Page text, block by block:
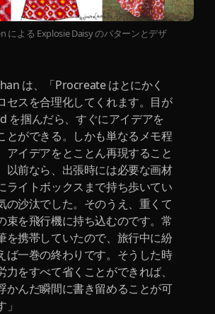
による Explosie Daisy のパターンとデザ
は、「Procreate はとにかく
セスを合理化してくれます。目が
を掴んだら、すぐにアイデアを
とができる。しかも単なるメモ程
アイデアをとことん再現すること
以前なら、出張時には必要な画材
ライトボックスまで持ち歩いてい
の沙汰でした。そのうえ、重くて
束を飛行機に持ち込むのです。常
を携帯していたので、旅行中に紛
ば一巻の終わりです。そうした時
力をすべて省くことができれば、
かんだ瞬間に書き留めることが可